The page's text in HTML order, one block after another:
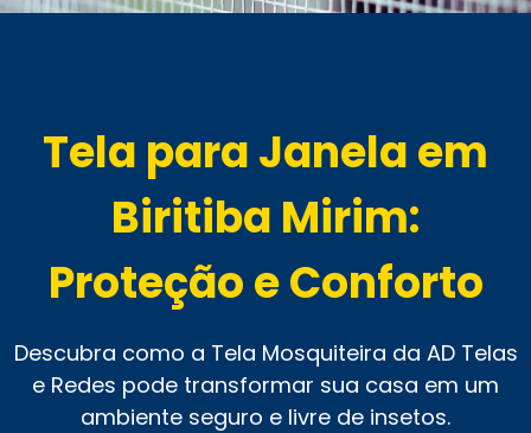
Tela para Janela em
Biritiba Mirim:
Proteção e Conforto
Descubra como a Tela Mosquiteira da AD Telas
e Redes pode transformar sua casa em um
ambiente seguro e livre de insetos.